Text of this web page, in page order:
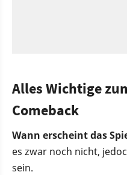
Alles Wichtige
Comeback
Wann erscheint das
es zwar noch nicht,
sein.